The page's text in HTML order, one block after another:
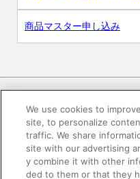
商品マスター申し込み
電子公告 こ
プライ
We use cookies to
site, to personalize
traffic. We share
site with our advertising
y combine it with other
ded to them or that they